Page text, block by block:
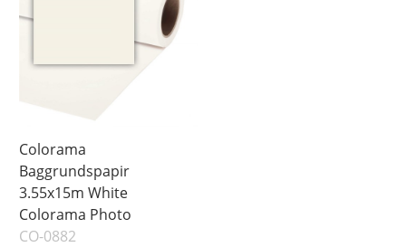
Colorama
Baggrundspapir
3.55x15m White
Colorama Photo
CO-0882